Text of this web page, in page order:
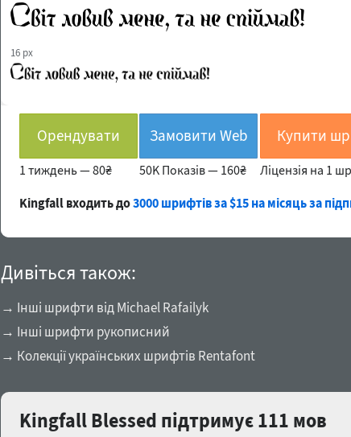
16 px
Орендувати
1 тиждень —80₴
Замовити Web
50K Показів — 160₴ Ліцензія на 1
Kingfall входить до3000 шрифтів за $15 на місяць за
Дивіться також:
→ Інші шрифти від Michael Rafailyk
→ Інші шрифти рукописний
→ Колекції українських шрифтів Rentafont
Kingfall Blessed підтримує 111 мов